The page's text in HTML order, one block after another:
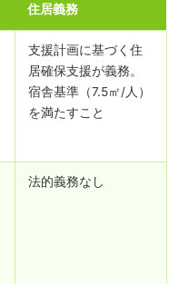
住居義務
支援計画に基づく住
居確保支援が義務。
宿舎基準（7.5㎡/人）
を満たすこと
法的義務なし